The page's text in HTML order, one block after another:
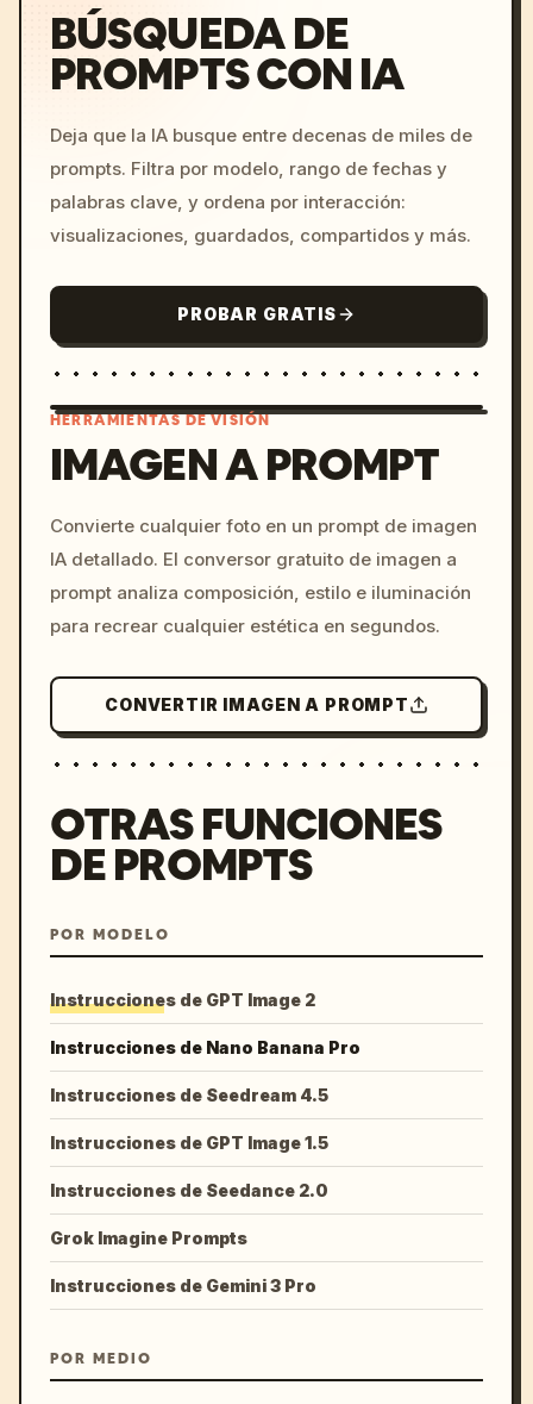
BÚSQUEDA DE
PROMPTS CON IA
Deja que la IA busque entre decenas de miles de
prompts. Filtra por modelo, rango de fechas y
palabras clave, y ordena por interacción:
visualizaciones, guardados, compartidos y más.
PROBAR GRATIS
c, cyberpunk sunset, neon
colors, 8k --v 6.0
HERRAMIENTAS DE VISIÓN
IMAGEN A PROMPT
Convierte cualquier foto en un prompt de imagen
IA detallado. El conversor gratuito de imagen a
prompt analiza composición, estilo e iluminación
para recrear cualquier estética en segundos.
CONVERTIR IMAGEN A PROMPT
OTRAS FUNCIONES
DE PROMPTS
POR MODELO
Instrucciones de GPT Image 2
Instrucciones de Nano Banana Pro
Instrucciones de Seedream 4.5
Instrucciones de GPT Image 1.5
Instrucciones de Seedance 2.0
Grok Imagine Prompts
Instrucciones de Gemini 3 Pro
POR MEDIO